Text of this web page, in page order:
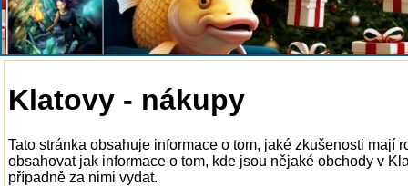
Klatovy - nákupy
Tato stránka obsahuje informace o tom, jaké zkušenosti mají
obsahovat jak informace o tom, kde jsou nějaké obchody v
případně za nimi vydat.